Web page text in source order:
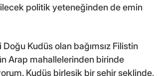
politik yeteneğinden de emin
Kudüs olan bağımsız Filistin
Arap mahallelerinden birinde
Kudüs birleşik bir şehir şeklinde,